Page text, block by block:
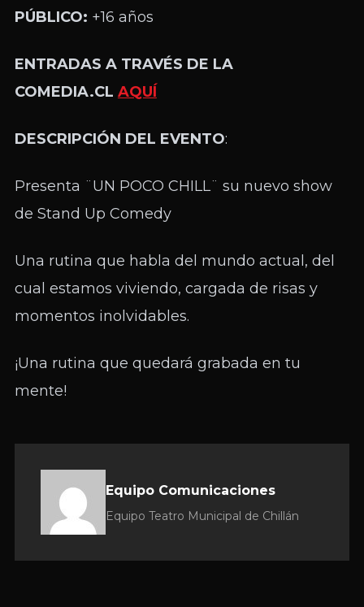
PÚBLICO: +16 años
ENTRADAS A TRAVÉS DE LA
COMEDIA.CL AQUÍ
DESCRIPCIÓN DEL EVENTO:
Presenta ¨UN POCO CHILL¨ su nuevo show
de Stand Up Comedy
Una rutina que habla del mundo actual, del
cual estamos viviendo, cargada de risas y
momentos inolvidables.
¡Una rutina que quedará grabada en tu
mente!
Equipo Comunicaciones
Equipo Teatro Municipal de Chillán